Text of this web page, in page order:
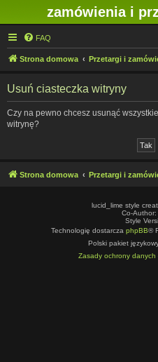
zamówienia i
FAQ
Strona domowa Przetargi i
Usuń ciasteczka witryny
Czy na pewno chcesz usunąć
witrynę?
Strona domowa Przetargi i
lucid_lime style
Co-Author:
Style
Technologię dostarcza phpBB®
Polski pakiet
Zasady ochrony danych